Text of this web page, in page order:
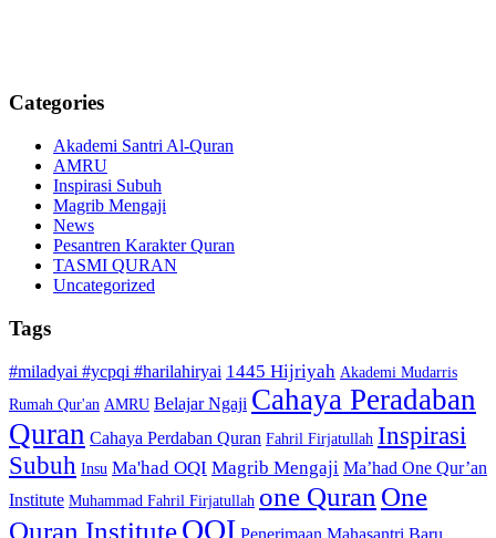
Categories
Akademi Santri Al-Quran
AMRU
Inspirasi Subuh
Magrib Mengaji
News
Pesantren Karakter Quran
TASMI QURAN
Uncategorized
Tags
#miladyai #ycpqi #harilahiryai 1445 Hijriyah Akademi Mudarris
Rumah Qur'an AMRU Belajar Ngaji Cahaya Peradaban
Quran Cahaya Perdaban Quran Fahril Firjatullah Inspirasi
Subuh Insu Ma'had OQI Magrib Mengaji Ma’had One Qur’an
Institute Muhammad Fahril Firjatullah one Quran One
Quran InstituteOQI